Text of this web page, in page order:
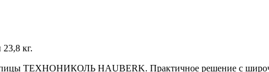
кг.
ТЕХНОНИКОЛЬ HAUBERK. Практичное решение с